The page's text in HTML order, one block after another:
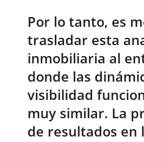
Por lo tanto, es
trasladar esta
inmobiliaria al
donde las
visibilidad
muy similar. La
de resultados en